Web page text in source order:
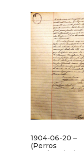
1904-06-20 –
(Perros